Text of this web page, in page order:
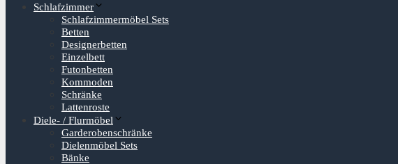
Schlafzimmer
Schlafzimmermöbel Sets
Betten
Designerbetten
Einzelbett
Futonbetten
Kommoden
Schränke
Lattenroste
Diele- / Flurmöbel
Garderobenschränke
Dielenmöbel Sets
Bänke